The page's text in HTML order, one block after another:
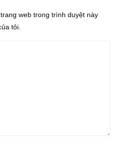
web trong trình duyệt này
tôi.